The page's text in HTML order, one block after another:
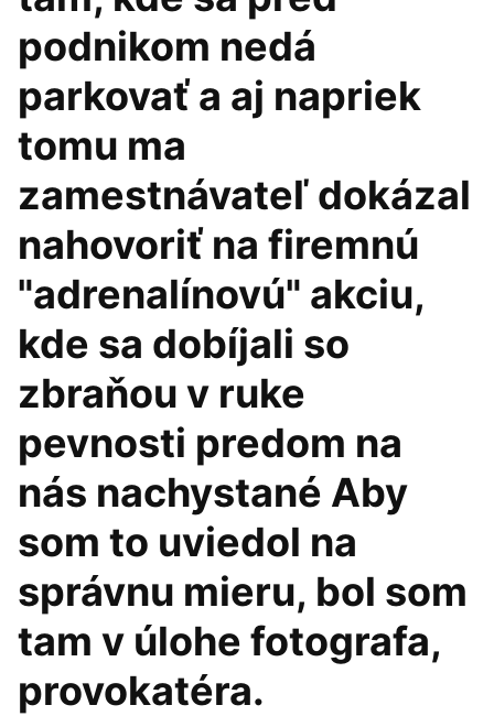
podnikom nedá
parkovať a aj napriek
tomu ma
zamestnávateľ dokázal
nahovoriť na firemnú
"adrenalínovú" akciu,
kde sa dobíjali so
zbraňou v ruke
pevnosti predom na
nás nachystané Aby
som to uviedol na
správnu mieru, bol som
tam v úlohe fotografa,
provokatéra.